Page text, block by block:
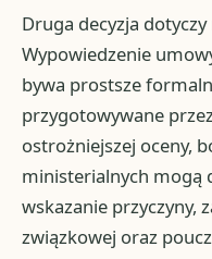
Druga decyzja dotyczy
Wypowiedzenie
bywa prostsze
przygotowywane
ostrożniejszej oceny,
ministerialnych mogą
wskazanie przyczyny,
związkowej oraz